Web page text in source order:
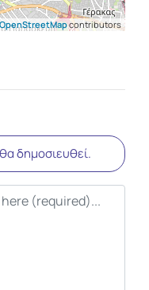
OpenStreetMapcontributors
δημοσιευθεί.